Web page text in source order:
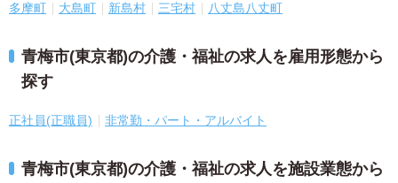
多摩町
大島町 新島村 三宅村 八丈島八丈町
青梅市(東京都)の介護・福祉の求人を雇用形態から
探す
正社員(正職員) 非常勤・パート・アルバイト
青梅市(東京都)の介護・福祉の求人を施設業態から